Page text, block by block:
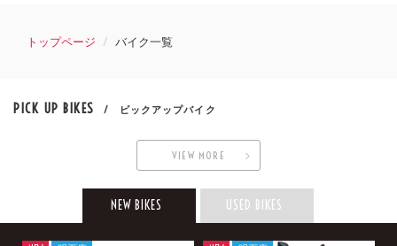
トップページ バイク一覧
PICK UP BIKES / ピックアップバイク
VIEW MORE
NEW BIKES USED BIKES